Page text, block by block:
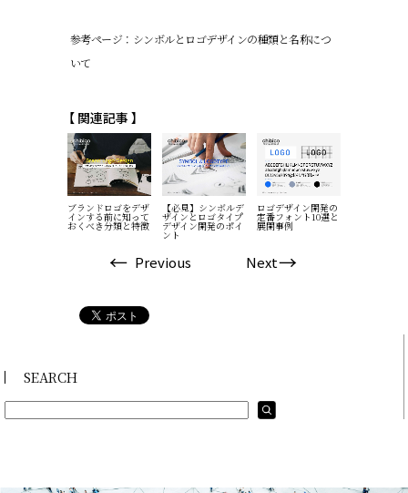
参考ページ： シンボルとロゴデザインの種類と名称につ
いて
【 関連記事 】
Previous
ブランドロゴをデザ
インする前に知って
おくべき分類と特徴
【必見】シンボルデ
ザインとロゴタイプ
デザイン開発のポイ
ント
ロゴデザイン開発の
定番フォント10選と
展開事例
Next
SEARCH